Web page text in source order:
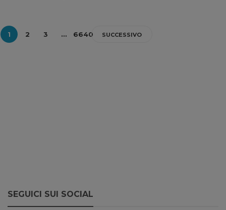
1 2 3 … 6640 SUCCESSIVO
SEGUICI SUI SOCIAL